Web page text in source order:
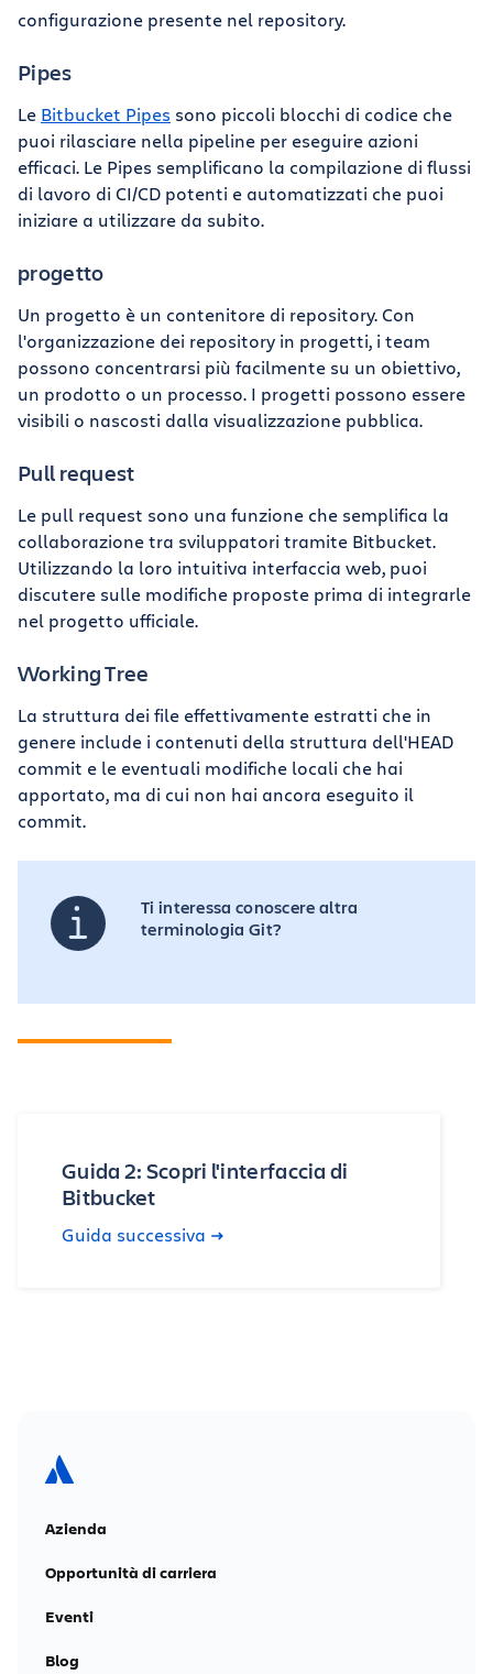
configurazione presente nel repository.
Pipes
Le Bitbucket Pipes sono piccoli blocchi di codice che
puoi rilasciare nella pipeline per eseguire azioni
efficaci. Le Pipes semplificano la compilazione di flussi
di lavoro di CI/CD potenti e automatizzati che puoi
iniziare a utilizzare da subito.
progetto
Un progetto è un contenitore di repository. Con
l'organizzazione dei repository in progetti, i team
possono concentrarsi più facilmente su un obiettivo,
un prodotto o un processo. I progetti possono essere
visibili o nascosti dalla visualizzazione pubblica.
Pull request
Le pull request sono una funzione che semplifica la
collaborazione tra sviluppatori tramite Bitbucket.
Utilizzando la loro intuitiva interfaccia web, puoi
discutere sulle modifiche proposte prima di integrarle
nel progetto ufficiale.
Working Tree
La struttura dei file effettivamente estratti che in
genere include i contenuti della struttura dell'HEAD
commit e le eventuali modifiche locali che hai
apportato, ma di cui non hai ancora eseguito il
commit.
Ti interessa conoscere altra
terminologia Git?
Guida 2: Scopri l'interfaccia di
Bitbucket
Guida successiva
Azienda
Opportunità di carriera
Eventi
Blog